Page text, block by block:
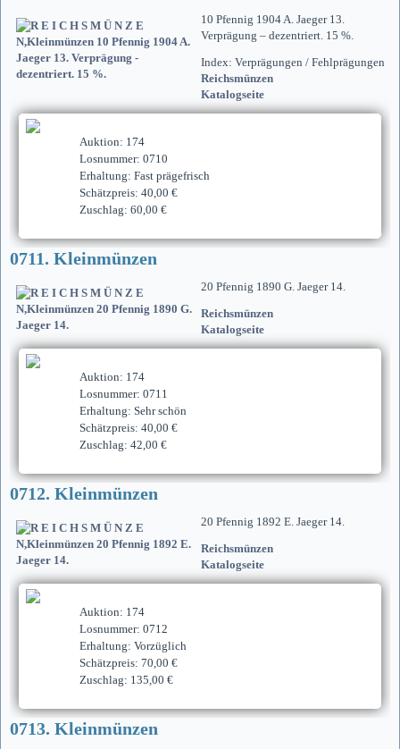
10 Pfennig 1904 A. Jaeger 13.
Verprägung – dezentriert. 15 %.
Index: Verprägungen / Fehlprägungen
Reichsmünzen
Katalogseite
Auktion: 174
Losnummer: 0710
Erhaltung: Fast prägefrisch
Schätzpreis: 40,00 €
Zuschlag: 60,00 €
0711. Kleinmünzen
20 Pfennig 1890 G. Jaeger 14.
Reichsmünzen
Katalogseite
Auktion: 174
Losnummer: 0711
Erhaltung: Sehr schön
Schätzpreis: 40,00 €
Zuschlag: 42,00 €
0712. Kleinmünzen
20 Pfennig 1892 E. Jaeger 14.
Reichsmünzen
Katalogseite
Auktion: 174
Losnummer: 0712
Erhaltung: Vorzüglich
Schätzpreis: 70,00 €
Zuschlag: 135,00 €
0713. Kleinmünzen